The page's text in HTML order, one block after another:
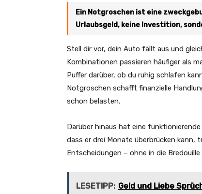
Ein Notgroschen ist eine
Urlaubsgeld, keine Investition,
Stell dir vor, dein Auto fällt aus und
Kombinationen passieren häufiger als
Puffer darüber, ob du ruhig schlafen
Notgroschen schafft finanzielle
schon belasten.
Darüber hinaus hat eine
dass er drei Monate überbrücken kann,
Entscheidungen – ohne in die
LESETIPP: Geld und Liebe